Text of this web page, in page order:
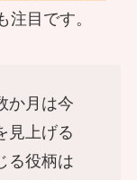
注目です。
か月は今
見上げる
る役柄は